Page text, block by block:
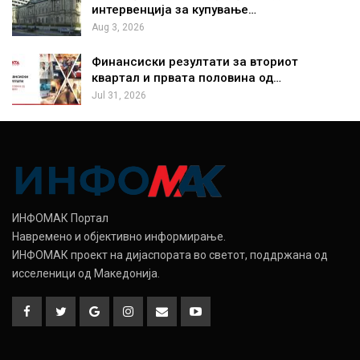
интервенција за купување…
Aug 3, 2026
Финансиски резултати за вториот
квартал и првата половина од…
Jul 31, 2026
ИНФОМАК Портал
Навремено и објективно информирање.
ИНФОМАК проект на дијаспората во светот, поддржана од
исселеници од Македонија.